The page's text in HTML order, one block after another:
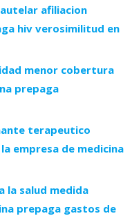
afiliacion
hiv verosimilitud en
menor cobertura
prepaga
terapeutico
empresa de medicina
la salud medida
prepaga gastos de